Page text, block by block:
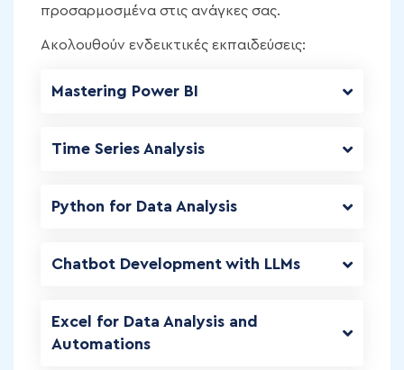
προσαρμοσμένα στις ανάγκες σας.
Ακολουθούν ενδεικτικές εκπαιδεύσεις:
Mastering Power BI
Time Series Analysis
Python for Data Analysis
Chatbot Development with LLMs
Excel for Data Analysis and
Automations